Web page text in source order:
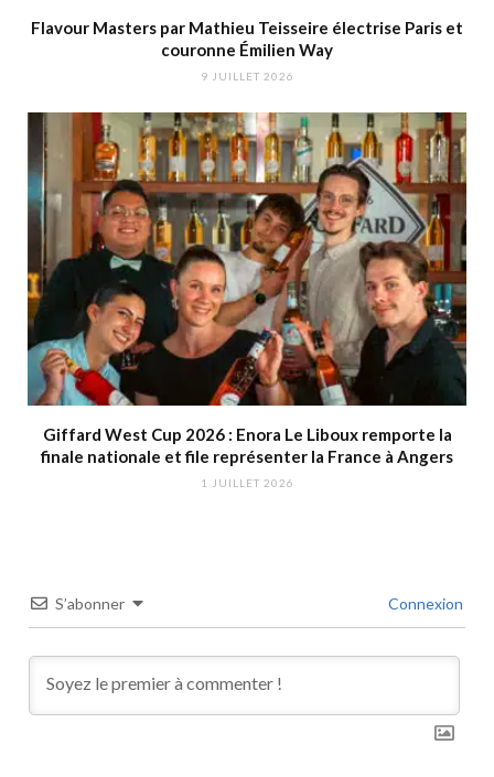
Flavour Masters par Mathieu Teisseire électrise Paris et
couronne Émilien Way
9 JUILLET 2026
Giffard West Cup 2026 : Enora Le Liboux remporte la
finale nationale et file représenter la France à Angers
1 JUILLET 2026
S’abonner Connexion